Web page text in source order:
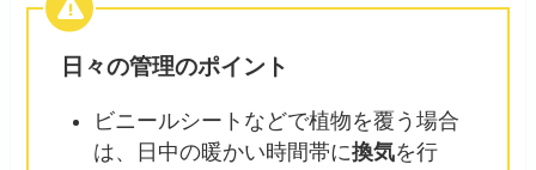
日々の管理のポイント
ビニールシートなどで植物を覆う場合
は、日中の暖かい時間帯に換気を行